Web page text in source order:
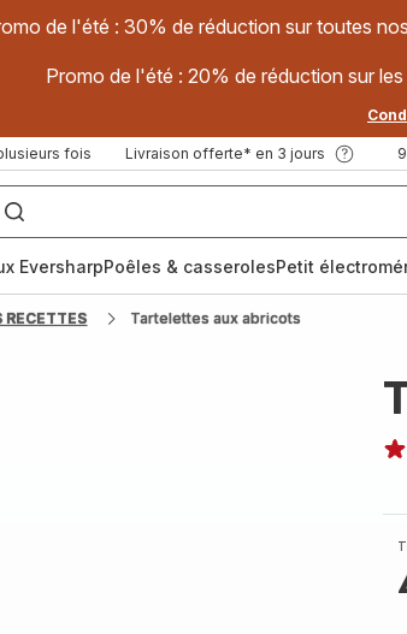
de l'été : 30% de réduction sur toutes
Promo de l'été : 20% de réduction sur
fois Livraison offerte* en 3 jours
EversharpPoêles & casserolesPetit
RECETTES Tartelettes aux abricots